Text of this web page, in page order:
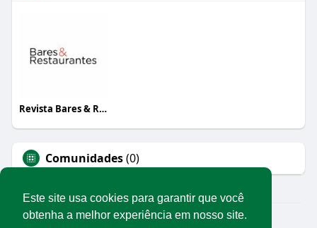
Este site usa cookies para garantir que você
obtenha a melhor experiência em nosso site.
Revista Bares & Restaurantes
Comunidades(0)
© 2026 Rede Abrasel